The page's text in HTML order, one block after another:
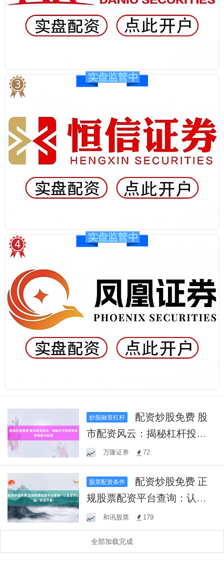
炒股融资杠杆
市配资风云：揭秘杠杆投资
背后的风险与机遇
万隆证券 72
股票配资条件
规股票配资平台查询：认准
官方认证，安全可靠！
和讯股票 179
全部加载完成